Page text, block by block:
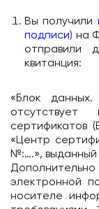
Вы получили
подписи) на
отправили
квитанция:
«Блок
отсутствует
сертификатов
«Центр
№:….», выданный
электронной
носителе